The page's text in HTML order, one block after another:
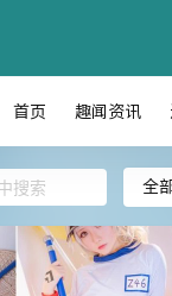
首页 趣闻资讯
全